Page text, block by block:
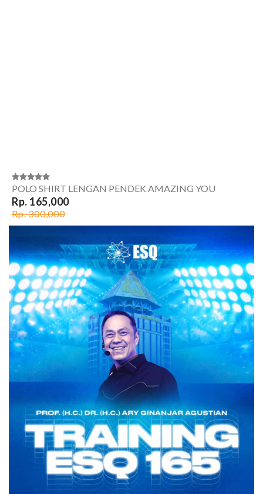
POLO SHIRT LENGAN PENDEK AMAZING YOU
Rp. 165,000
Rp. 300,000